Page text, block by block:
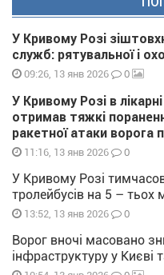
У Кривому Розі
служб: рятувальної і
09:26, 13 янв 2026 0
У Кривому Розі в
отримав тяжкі
ракетної атаки ворога
11:16, 13 янв 2026 0
У Кривому Розі
тролейбусів на 5 – тьох
13:52, 13 янв 2026 0
Ворог вночі масовано
інфраструктуру у Києві